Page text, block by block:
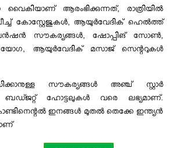
വൈകിയാണ് ആരംഭിക്കുന്നത്, രാത്രിയിൽ
കോസ്റ്റേജുകൾ, ആയുർവേദിക് ഹെൽത്ത്
സൗകര്യങ്ങൾ, ഷോപ്പിങ് സോൺ,
യോഗ, ആയുർവേദിക് മസാജ് സെന്ററുകൾ
സൗകര്യങ്ങൾ അഞ്ച് സ്റ്റാർ
ഹോട്ടലുകൾ വരെ ലഭ്യമാണ്‌.
ഇനങ്ങൾ മുതല്‍ തെക്കേ ഇന്ത്യൻ